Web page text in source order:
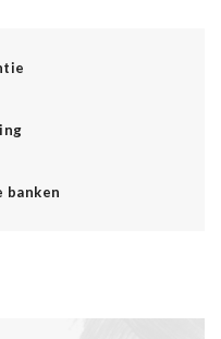
banken